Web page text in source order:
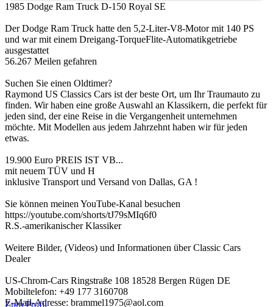
1985 Dodge Ram Truck D-150 Royal SE
Der Dodge Ram Truck hatte den 5,2-Liter-V8-Motor mit 140 PS
und war mit einem Dreigang-TorqueFlite-Automatikgetriebe
ausgestattet
56.267 Meilen gefahren
Suchen Sie einen Oldtimer?
Raymond US Classics Cars ist der beste Ort, um Ihr Traumauto zu
finden. Wir haben eine große Auswahl an Klassikern, die perfekt für
jeden sind, der eine Reise in die Vergangenheit unternehmen
möchte. Mit Modellen aus jedem Jahrzehnt haben wir für jeden
etwas.
19.900 Euro PREIS IST VB...
mit neuem TÜV und H
inklusive Transport und Versand von Dallas, GA !
Sie können meinen YouTube-Kanal besuchen
https://youtube.com/shorts/tJ79sMIq6f0
R.S.-amerikanischer Klassiker
Weitere Bilder, (Videos) und Informationen über Classic Cars
Dealer
US-Chrom-Cars Ringstraße 108 18528 Bergen Rügen DE
Mobiltelefon: +49 177 3160708
E-Mail-Adresse: brammel1975@aol.com
Zum Profil